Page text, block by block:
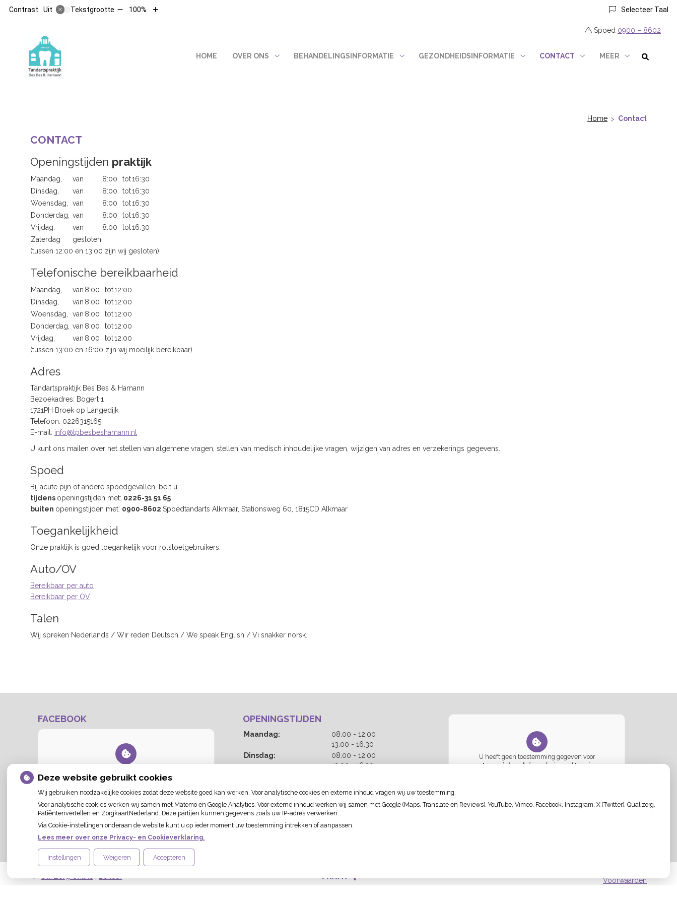
Contrast Uit Tekstgrootte Tekst100%
Tekst
Selecteer Taal
Spoed 0900 – 8602
HOME
OVER ONS
BEHANDELINGSINFORMATIE
GEZONDHEIDSINFORMATIE
CONTACT
MEER
Home Contact
CONTACT
Openingstijden praktijk
Maandag, van 8:00 tot16:30
Dinsdag,
van 8:00 tot16:30
Woensdag,
van 8:00 tot16:30
Donderdag,
van 8:00 tot16:30
Vrijdag,
van 8:00 tot16:30
Zaterdag
gesloten
(tussen 12:00 en 13:00 zijn wij gesloten)
Telefonische bereikbaarheid
Maandag, van 8:00 tot12:00
Dinsdag,
van 8:00 tot12:00
Woensdag,
van 8:00 tot12:00
Donderdag,
van 8:00 tot12:00
Vrijdag,
van 8:00 tot12:00
(tussen 13:00 en 16:00 zijn wij moeilijk bereikbaar)
Adres
Tandartspraktijk Bes Bes & Hamann
Bezoekadres: Bogert 1
1721PH Broek op Langedijk
Telefoon: 0226315165
E-mail: info@tpbesbeshamann.nl
U kunt ons mailen over het stellen van algemene vragen, stellen van medisch inhoudelijke vragen, wijzigen van adres en verzekerings gegevens.
Spoed
Bij acute pijn of andere spoedgevallen, belt u
tijdens openingstijden met: 0226-31 51 65
buiten openingstijden met: 0900-8602 Spoedtandarts Alkmaar, Stationsweg 60, 1815CD Alkmaar
Toegankelijkheid
Onze praktijk is goed toegankelijk voor rolstoelgebruikers.
Auto/OV
Bereikbaar per auto
Bereikbaar per OV
Talen
Wij spreken Nederlands / Wir reden Deutsch / We speak English / Vi snakker norsk.
FACEBOOK
analytische cookiesdie nodig zijn om dit te
OPENINGSTIJDEN
Maandag: 08.00 t
o
t
- 12:00
13:00 t
o
t
- 16.30
Dinsdag:
08.00 t
o
- 12:00
13:00t- 16.30
t
o
t
Donderdag:
08.00 t
o
- 12:00
13:00t
t
- 16.30
o
13:00 t- 16.30
U heeft geen toestemming gegeven voor
externe inhoud die nodig is om dit te zien.
Voorwaarden
Deze website gebruikt cookies
Wij gebruiken noodzakelijke cookies zodat deze website goed kan werken. Voor analytische cookies en externe inhoud vragen wij uw toestemming.
Voor analytische cookies werken wij samen met Matomo en Google Analytics. Voor externe inhoud werken wij samen met Google (Maps, Translate en Reviews), YouTube, Vimeo, Facebook, Instagram, X (Twitter), Qualizorg,
Patiëntenvertellen en ZorgkaartNederland. Deze partijen kunnen gegevens zoals uw IP-adres verwerken.
Via Cookie-instellingen onderaan de website kunt u op ieder moment uw toestemming intrekken of aanpassen.
Lees meer over onze Privacy- en Cookieverklaring.
Instellingen Weigeren Accepteren